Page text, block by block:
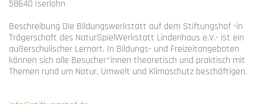
58640 Iserlohn
Beschreibung Die Bildungswerkstatt auf dem Stiftungshof -in
Trägerschaft des NaturSpielWerkstatt Lindenhaus e.V.- ist ein
außerschulischer Lernort. In Bildungs- und Freizeitangeboten
können sich alle Besucher*innen theoretisch und praktisch mit
Themen rund um Natur, Umwelt und Klimaschutz beschäftigen.